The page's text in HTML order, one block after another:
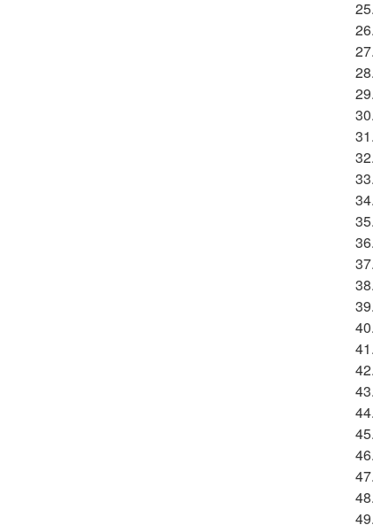
25.
26.
27.
28.
29.
30.
31.
32.
33.
34.
35.
36.
37.
38.
39.
40.
41.
42.
43.
44.
45.
46.
47.
48.
49.